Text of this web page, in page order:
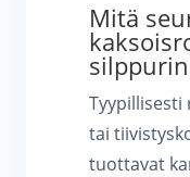
Mitä
Tyypillisesti
tai
tuottavat